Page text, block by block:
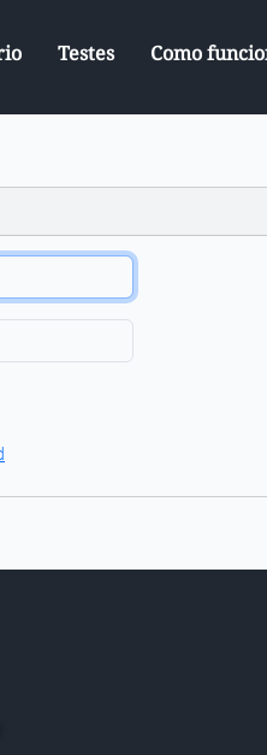
Testes Como